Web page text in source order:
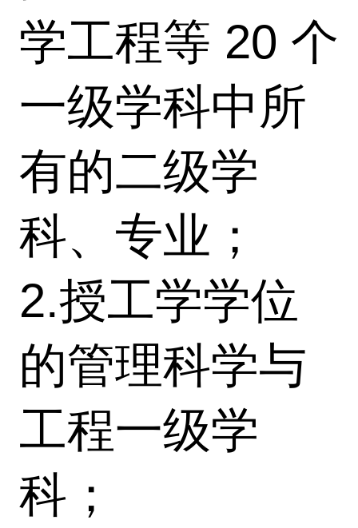
学工程等 20 个
一级学科中所
有的二级学
科、专业；
2.授工学学位
的管理科学与
工程一级学
科；